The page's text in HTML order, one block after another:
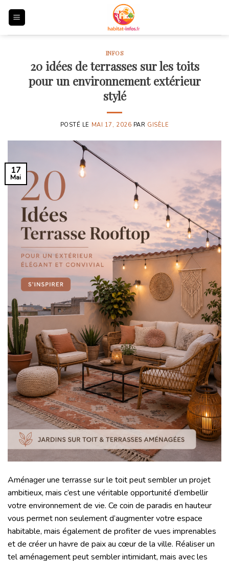
INFOS
20 idées de terrasses sur les toits
pour un environnement extérieur
stylé
POSTÉ LE MAI 17, 2026 PAR GISÈLE
17
Mai
Aménager une terrasse sur le toit peut sembler un projet
ambitieux, mais c’est une véritable opportunité d’embellir
votre environnement de vie. Ce coin de paradis en hauteur
vous permet non seulement d’augmenter votre espace
habitable, mais également de profiter de vues imprenables
et de créer un havre de paix au cœur de la ville. Réaliser un
tel aménagement peut sembler intimidant, mais avec les